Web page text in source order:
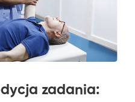
zadania: